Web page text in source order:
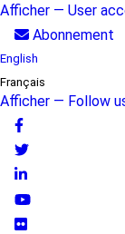
Aller
contenu
principal
User
account
menu
Afficher — User
Abonnement
English
Français
Follow
us
Afficher — Follow